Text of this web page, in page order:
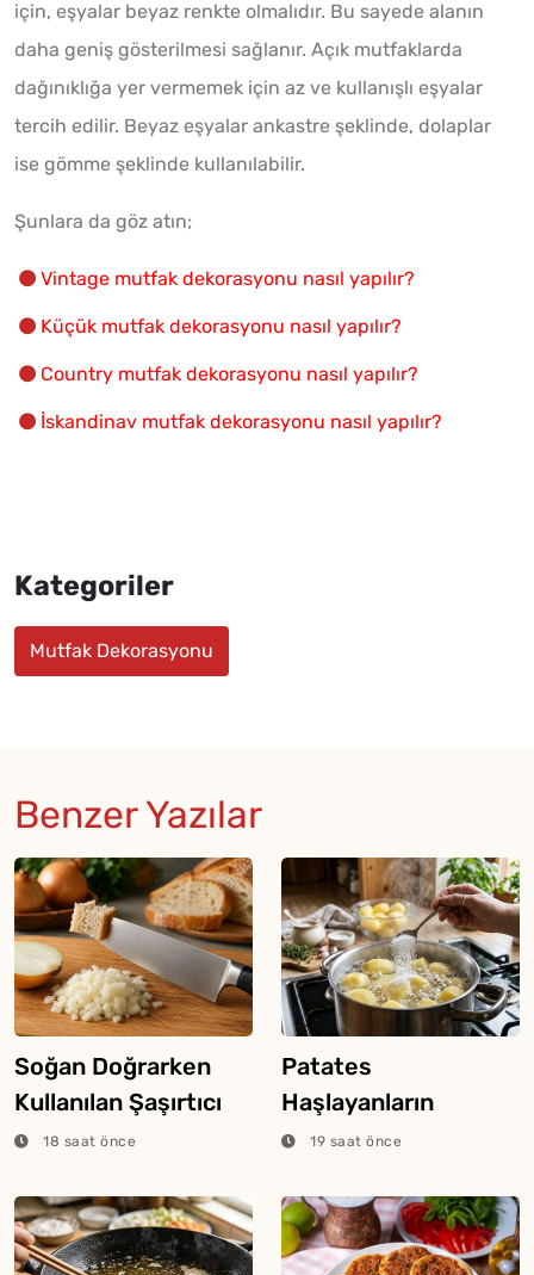
için, eşyalar beyaz renkte olmalıdır. Bu sayede alanın
daha geniş gösterilmesi sağlanır. Açık mutfaklarda
dağınıklığa yer vermemek için az ve kullanışlı eşyalar
tercih edilir. Beyaz eşyalar ankastre şeklinde, dolaplar
ise gömme şeklinde kullanılabilir.
Şunlara da göz atın;
Vintage mutfak dekorasyonu nasıl yapılır?
Küçük mutfak dekorasyonu nasıl yapılır?
Country mutfak dekorasyonu nasıl yapılır?
İskandinav mutfak dekorasyonu nasıl yapılır?
Kategoriler
Mutfak Dekorasyonu
Benzer Yazılar
Soğan Doğrarken
Kullanılan Şaşırtıcı
Ekmek Tekniği
18 saat önce
Patates
Haşlayanların
Bilmesi Gereken
19 saat önce